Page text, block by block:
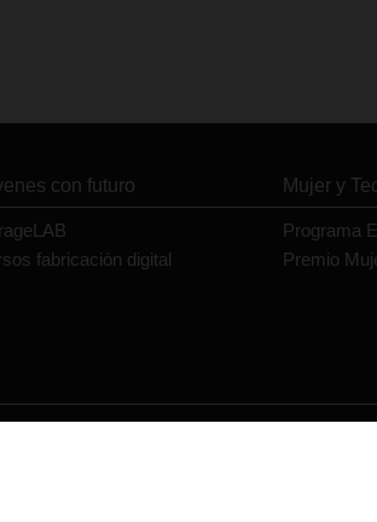
con futuro
fabricación digital
Mujer y
Programa
Premio